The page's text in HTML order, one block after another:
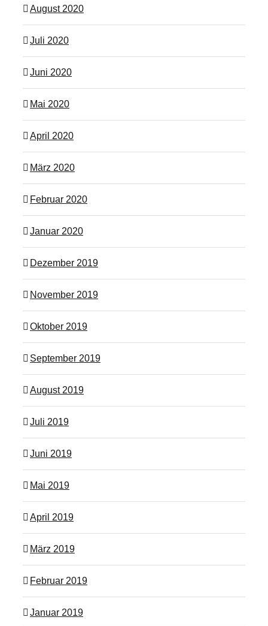
August 2020
Juli 2020
Juni 2020
Mai 2020
April 2020
März 2020
Februar 2020
Januar 2020
Dezember 2019
November 2019
Oktober 2019
September 2019
August 2019
Juli 2019
Juni 2019
Mai 2019
April 2019
März 2019
Februar 2019
Januar 2019